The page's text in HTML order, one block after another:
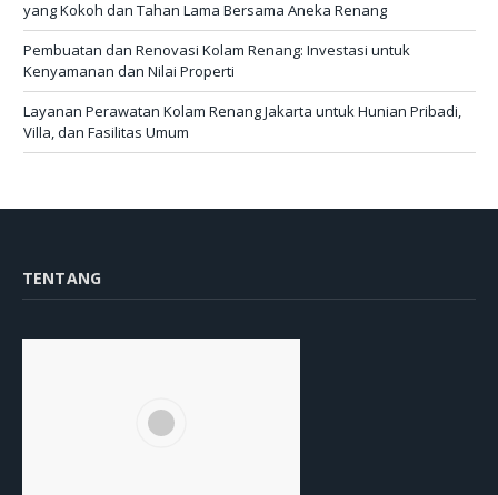
yang Kokoh dan Tahan Lama Bersama Aneka Renang
Pembuatan dan Renovasi Kolam Renang: Investasi untuk
Kenyamanan dan Nilai Properti
Layanan Perawatan Kolam Renang Jakarta untuk Hunian Pribadi,
Villa, dan Fasilitas Umum
TENTANG